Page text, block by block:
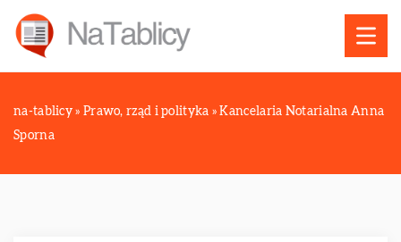
na-tablicy » Prawo, rząd i polityka »Kancelaria Notarialna Anna
Sporna